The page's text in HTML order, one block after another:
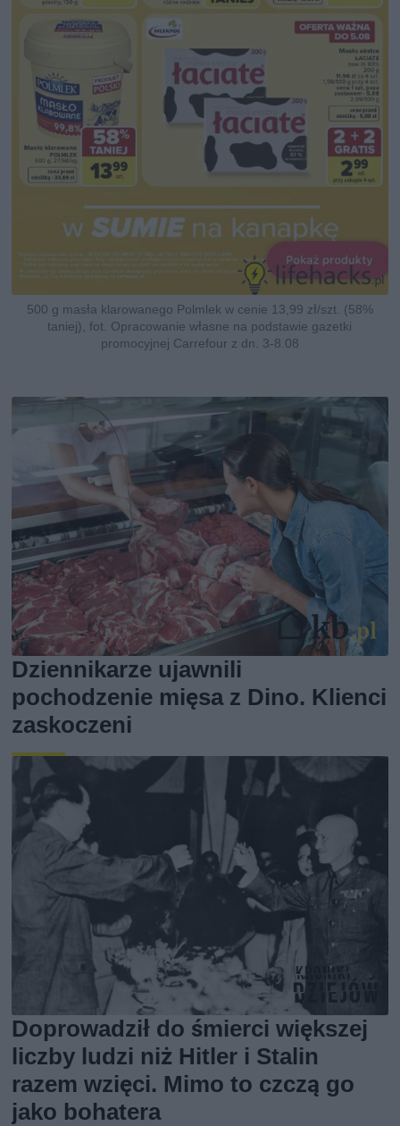
500 g masła klarowanego Polmlek w cenie 13,99 zł/szt. (58%
taniej), fot. Opracowanie własne na podstawie gazetki
promocyjnej Carrefour z dn. 3-8.08
Dziennikarze ujawnili
pochodzenie mięsa z Dino. Klienci
zaskoczeni
Doprowadził do śmierci większej
liczby ludzi niż Hitler i Stalin
razem wzięci. Mimo to czczą go
jako bohatera